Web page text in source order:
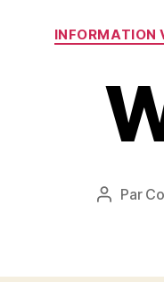
INFORMATION
Auteur
Par